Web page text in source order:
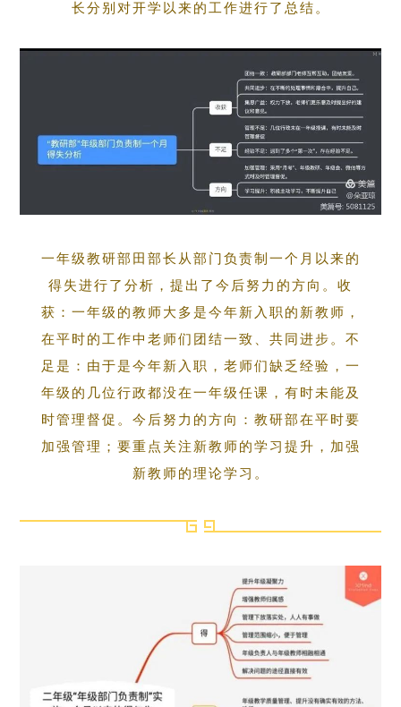
长分别对开学以来的工作进行了总结。
一年级教研部田部长从部门负责制一个月以来的
得失进行了分析，提出了今后努力的方向。收
获：一年级的教师大多是今年新入职的新教师，
在平时的工作中老师们团结一致、共同进步。不
足是：由于是今年新入职，老师们缺乏经验，一
年级的几位行政都没在一年级任课，有时未能及
时管理督促。今后努力的方向：教研部在平时要
加强管理；要重点关注新教师的学习提升，加强
新教师的理论学习。